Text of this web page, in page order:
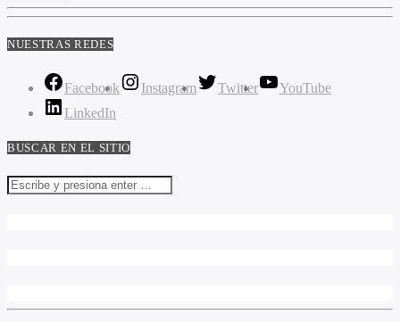
NUESTRAS REDES
Facebook Instagram Twitter
YouTube
LinkedIn
BUSCAR EN EL SITIO